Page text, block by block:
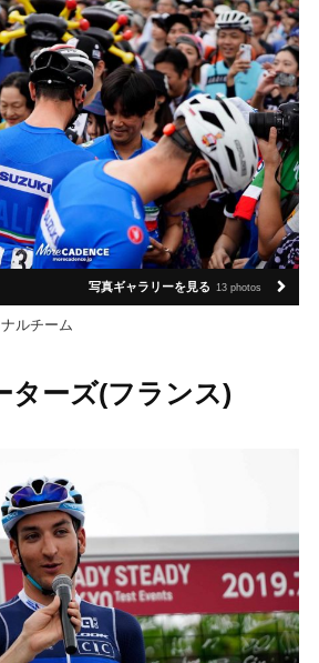
写真ギャラリーを見る 13 photos
ルチーム
ターズ(フランス)